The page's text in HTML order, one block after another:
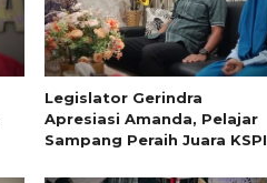
Legislator Gerindra
Apresiasi Amanda, Pelajar
Sampang Peraih Juara KSPI